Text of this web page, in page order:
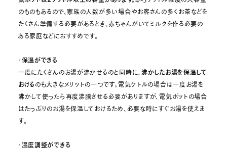
のものもあるので、家族の人数が多い場合やお客さんの多くお茶などを
たくさん準備する必要があるとき、赤ちゃんがいてミルクを作る必要の
ある家庭などにおすすめです。
・保温ができる
一度にたくさんのお湯が沸かせるのと同時に、沸かしたお湯を保温して
おけるのも大きなメリットの一つです。電気ケトルの場合は一度お湯を
沸かして使ったら再度沸騰させる必要がありますが、電気ポットの場合
はたっぷりのお湯を保温しておけるため、必要な時にすぐお湯を使えま
す。
・温度調整ができる